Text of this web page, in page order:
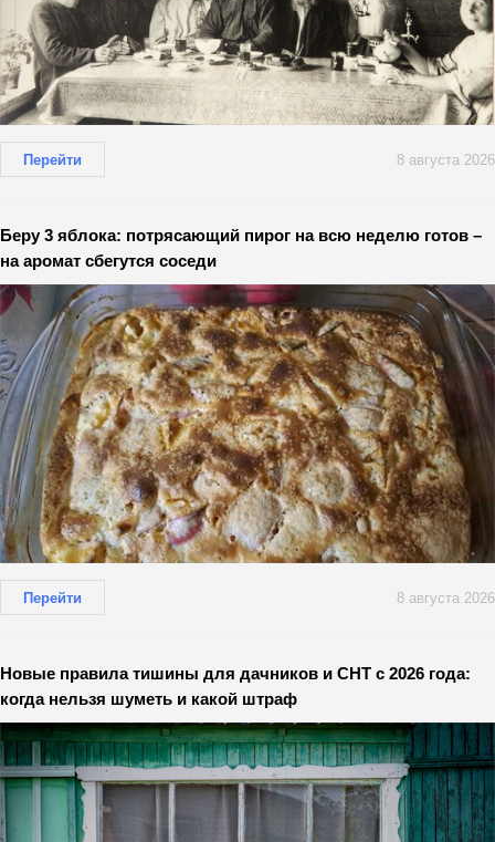
Перейти 8 августа 2026
Беру 3 яблока: потрясающий пирог на всю неделю готов –
на аромат сбегутся соседи
Перейти 8 августа 2026
Новые правила тишины для дачников и СНТ с 2026 года:
когда нельзя шуметь и какой штраф